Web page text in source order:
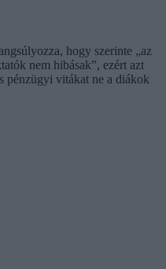
hogy szerinte „az
nem hibásak”, ezért azt
pénzügyi vitákat ne a diákok